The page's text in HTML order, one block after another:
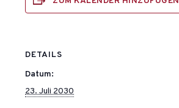
DETAILS
Datum:
23. Juli 2030